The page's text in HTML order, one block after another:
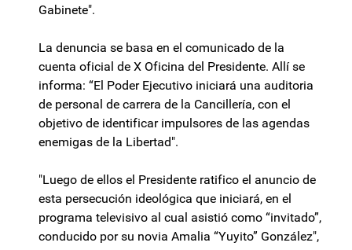
Gabinete".
La denuncia se basa en el comunicado de la
cuenta oficial de X Oficina del Presidente. Allí se
informa: “El Poder Ejecutivo iniciará una auditoria
de personal de carrera de la Cancillería, con el
objetivo de identificar impulsores de las agendas
enemigas de la Libertad".
"Luego de ellos el Presidente ratifico el anuncio de
esta persecución ideológica que iniciará, en el
programa televisivo al cual asistió como “invitado”,
conducido por su novia Amalia “Yuyito” González",